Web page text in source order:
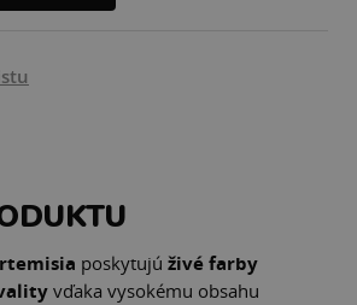
poskytujú živé farby
vďaka vysokému obsahu